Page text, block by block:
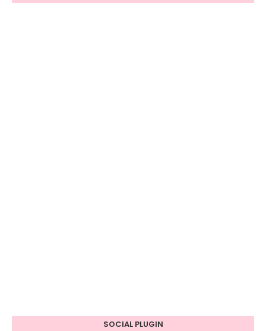
SOCIAL PLUGIN